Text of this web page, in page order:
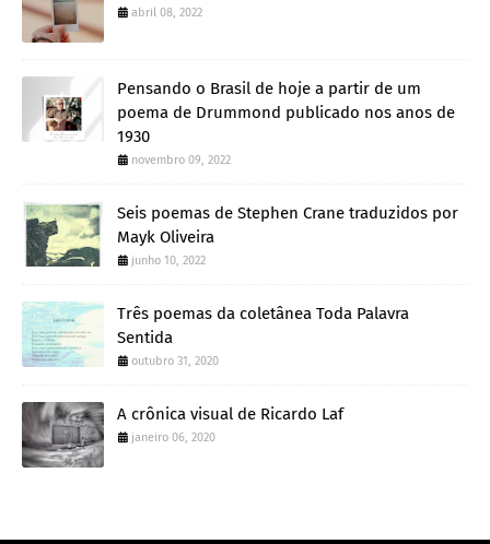
abril 08, 2022
Pensando o Brasil de hoje a partir de um
poema de Drummond publicado nos anos de
1930
novembro 09, 2022
Seis poemas de Stephen Crane traduzidos por
Mayk Oliveira
junho 10, 2022
Três poemas da coletânea Toda Palavra
Sentida
outubro 31, 2020
A crônica visual de Ricardo Laf
janeiro 06, 2020